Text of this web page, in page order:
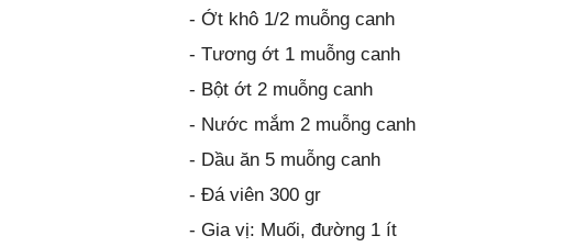
- Ớt khô 1/2 muỗng canh
- Tương ớt 1 muỗng canh
- Bột ớt 2 muỗng canh
- Nước mắm 2 muỗng canh
- Dầu ăn 5 muỗng canh
- Đá viên 300 gr
- Gia vị: Muối, đường 1 ít